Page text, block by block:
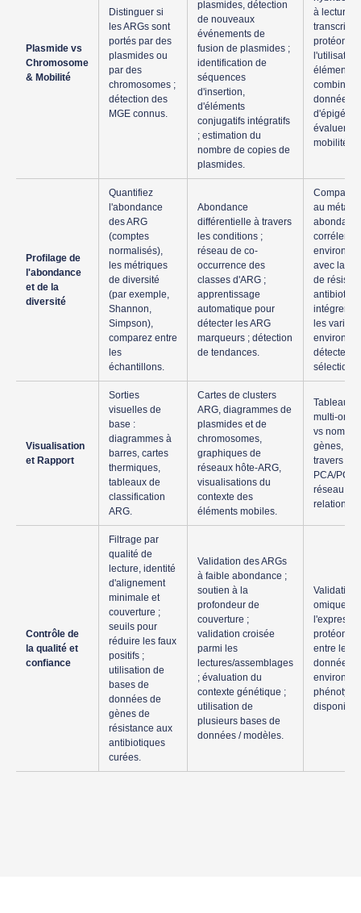
Plasmide vs
Chromosome
& Mobilité
Distinguer si
les ARGs sont
portés par des
plasmides ou
par des
chromosomes ;
détection des
MGE connus.
plasmides, détection
de nouveaux
événements de
fusion de plasmides ;
identification de
séquences
d'insertion,
d'éléments
conjugatifs intégratifs
; estimation du
nombre de copies de
plasmides.
à lecture
éléments
combinez
données
évaluer la
mobilité.
Profilage de
l'abondance
et de la
diversité
Quantifiez
l'abondance
des ARG
(comptes
normalisés),
les métriques
de diversité
(par exemple,
Shannon,
Simpson),
comparez entre
les
échantillons.
Abondance
différentielle à travers
les conditions ;
réseau de co-
occurrence des
classes d'ARG ;
apprentissage
automatique pour
détecter les ARG
marqueurs ; détection
de tendances.
Comparer
au
corréler
avec la
de
intégrer la
les
détecter
sélection.
Visualisation
et Rapport
Sorties
visuelles de
base :
diagrammes à
barres, cartes
thermiques,
tableaux de
classification
ARG.
Cartes de clusters
ARG, diagrammes de
plasmides et de
chromosomes,
graphiques de
réseaux hôte-ARG,
visualisations du
contexte des
éléments mobiles.
Tableaux
multi-
vs
gènes,
travers
PCA/
réseau
relations
Contrôle de
la qualité et
confiance
Filtrage par
qualité de
lecture, identité
d'alignement
minimale et
couverture ;
seuils pour
réduire les faux
positifs ;
utilisation de
bases de
données de
gènes de
résistance aux
antibiotiques
curées.
Validation des ARGs
à faible abondance ;
soutien à la
profondeur de
couverture ;
validation croisée
parmi les
lectures/assemblages
; évaluation du
contexte génétique ;
utilisation de
plusieurs bases de
données / modèles.
Validation
omiques :
entre les
données ;
disponible.